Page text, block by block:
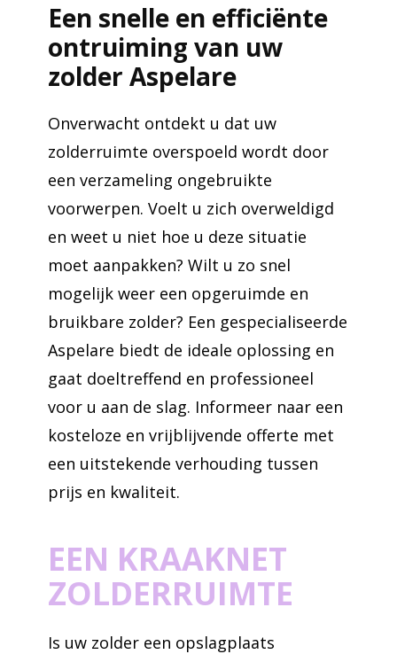
Een snelle en efficiënte
ontruiming van uw
zolder Aspelare
Onverwacht ontdekt u dat uw
zolderruimte overspoeld wordt door
een verzameling ongebruikte
voorwerpen. Voelt u zich overweldigd
en weet u niet hoe u deze situatie
moet aanpakken? Wilt u zo snel
mogelijk weer een opgeruimde en
bruikbare zolder? Een gespecialiseerde
Aspelare biedt de ideale oplossing en
gaat doeltreffend en professioneel
voor u aan de slag. Informeer naar een
kosteloze en vrijblijvende offerte met
een uitstekende verhouding tussen
prijs en kwaliteit.
EEN KRAAKNET
ZOLDERRUIMTE
Is uw zolder een opslagplaats